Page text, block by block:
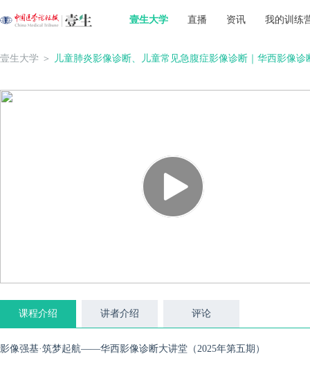
壹生大学 直播 资讯 我的训练
壹生大学 ＞ 儿童肺炎影像诊断、儿童常见急腹症影像诊断｜华西影像诊
课程介绍 讲者介绍 评论
影像强基·筑梦起航——华西影像诊断大讲堂（2025年第五期）